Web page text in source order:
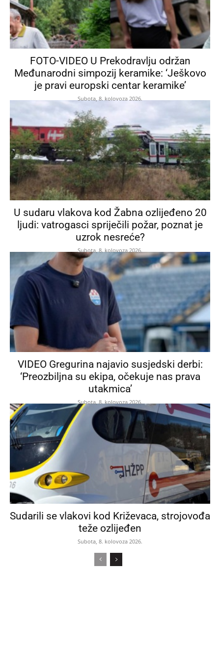
FOTO-VIDEO U Prekodravlju održan
Međunarodni simpozij keramike: ‘Ješkovo
je pravi europski centar keramike’
Subota, 8. kolovoza 2026.
U sudaru vlakova kod Žabna ozlijeđeno 20
ljudi: vatrogasci spriječili požar, poznat je
uzrok nesreće?
Subota, 8. kolovoza 2026.
VIDEO Gregurina najavio susjedski derbi:
‘Preozbiljna su ekipa, očekuje nas prava
utakmica’
Subota, 8. kolovoza 2026.
Sudarili se vlakovi kod Križevaca, strojovođa
teže ozlijeđen
Subota, 8. kolovoza 2026.